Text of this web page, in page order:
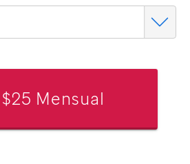
Mensual